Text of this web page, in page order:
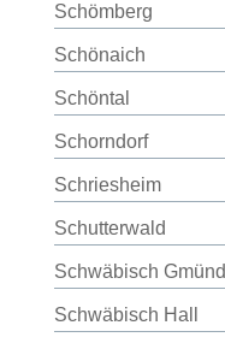
Schömberg
Schönaich
Schöntal
Schorndorf
Schriesheim
Schutterwald
Schwäbisch Gmünd
Schwäbisch Hall